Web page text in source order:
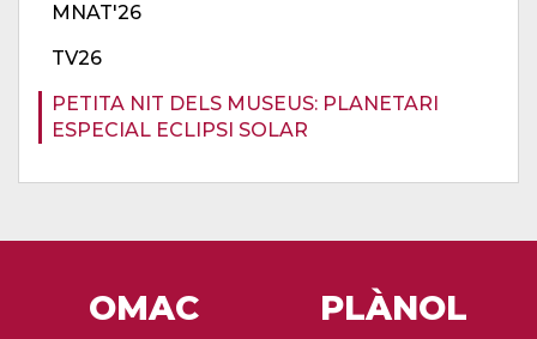
MNAT'26
TV26
PETITA NIT DELS MUSEUS: PLANETARI
ESPECIAL ECLIPSI SOLAR
OMAC PLÀNOL